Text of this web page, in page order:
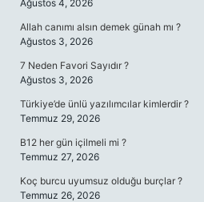
Ağustos 4, 2026
Allah canımı alsın demek günah mı ?
Ağustos 3, 2026
7 Neden Favori Sayıdır ?
Ağustos 3, 2026
Türkiye’de ünlü yazılımcılar kimlerdir ?
Temmuz 29, 2026
B12 her gün içilmeli mi ?
Temmuz 27, 2026
Koç burcu uyumsuz olduğu burçlar ?
Temmuz 26, 2026